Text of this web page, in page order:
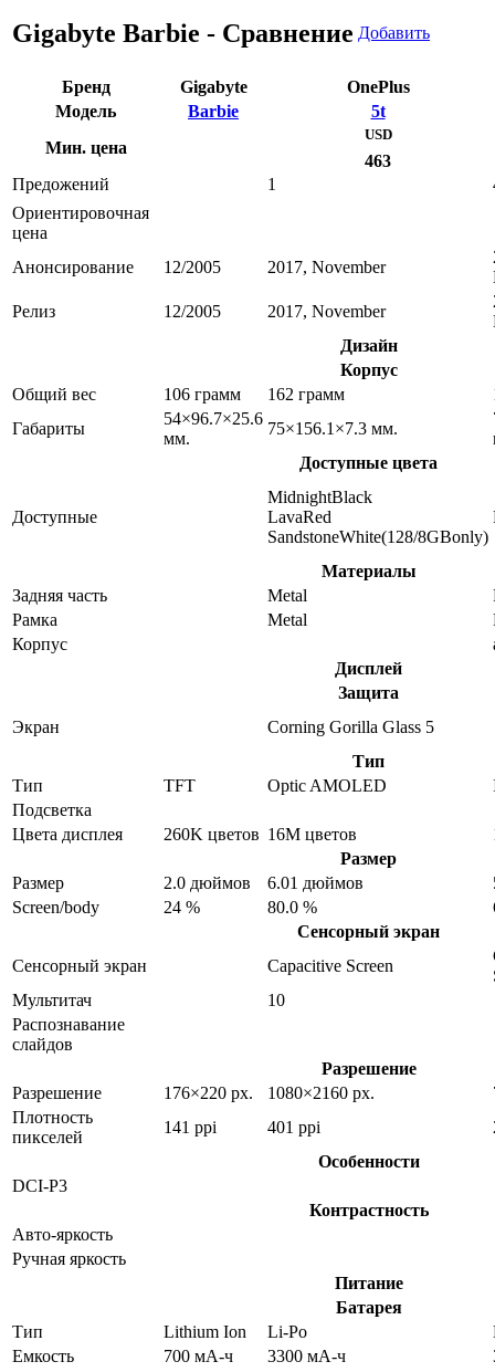
Gigabyte Barbie - Сравнение Добавить
Бренд Gigabyte
OnePlus
Модель
Barbie
5t
Мин. цена
USD
463
Предожений
1
Ориентировочная
цена
Анонсирование
12/2005 2017, November
Релиз
12/2005 2017, November
Дизайн
Корпус
Общий вес
106 грамм 162 грамм
Габариты
54×96.7×25.6
мм.
75×156.1×7.3 мм.
Доступные цвета
Доступные
MidnightBlack
LavaRed
SandstoneWhite(128/8GBonly)
Материалы
Задняя часть
Metal
Рамка
Metal
Корпус
Дисплей
Защита
Экран
Corning Gorilla Glass 5
Тип
Тип
TFT Optic AMOLED
Подсветка
Цвета дисплея
260K цветов 16M цветов
Размер
Размер
2.0 дюймов 6.01 дюймов
Screen/body
24 % 80.0 %
Сенсорный экран
Сенсорный экран
Capacitive Screen
Мультитач
10
Распознавание
слайдов
Разрешение
Разрешение
176×220 px. 1080×2160 px.
Плотность
пикселей
141 ppi 401 ppi
Особенности
DCI-P3
Контрастность
Авто-яркость
Ручная яркость
Питание
Батарея
Тип
Lithium Ion Li-Po
Емкость
700 мА-ч 3300 мА-ч